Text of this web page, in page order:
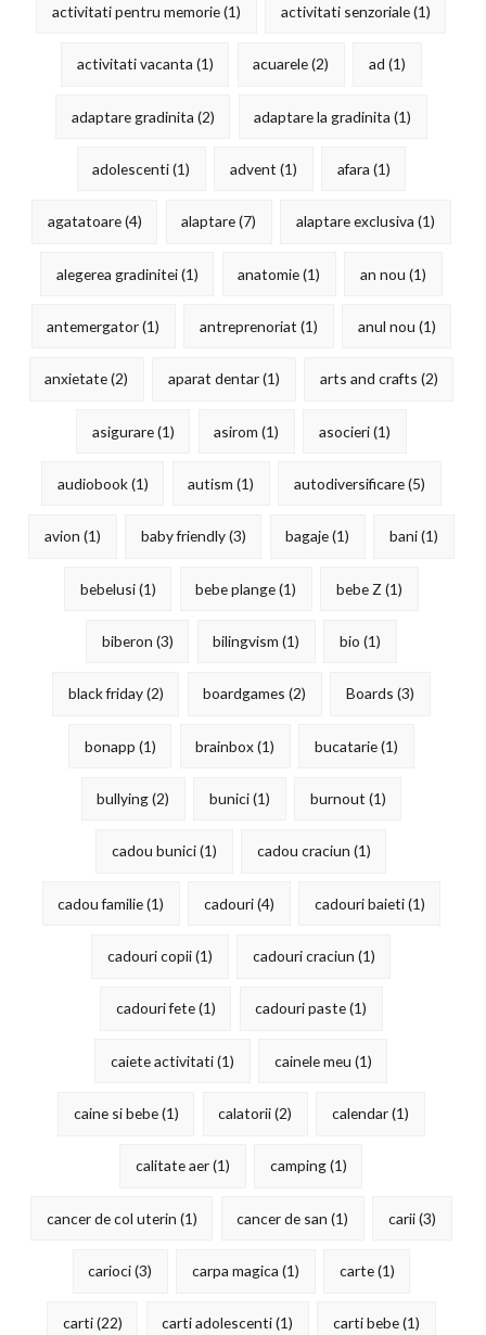
activitati pentru memorie(1) activitati senzoriale(1)
activitati vacanta (1) acuarele(2) ad (1)
adaptare gradinita (2) adaptare la gradinita (1)
adolescenti(1) advent (1) afara (1)
agatatoare(4) alaptare(7) alaptare exclusiva (1)
alegerea gradinitei(1) anatomie(1) an nou (1)
antemergator(1) antreprenoriat (1) anul nou (1)
anxietate(2) aparat dentar(1) arts and crafts (2)
asigurare(1) asirom (1) asocieri(1)
audiobook(1) autism (1) autodiversificare(5)
avion (1) baby friendly(3) bagaje(1) bani(1)
bebelusi(1) bebe plange(1) bebe Z (1)
biberon (3) bilingvism (1) bio (1)
black friday(2) boardgames (2) Boards (3)
bonapp (1) brainbox(1) bucatarie(1)
bullying(2) bunici(1) burnout (1)
cadou bunici(1) cadou craciun (1)
cadou familie(1) cadouri(4) cadouri baieti(1)
cadouri copii(1) cadouri craciun (1)
cadouri fete(1) cadouri paste(1)
caiete activitati(1) cainele meu (1)
caine si bebe(1) calatorii(2) calendar(1)
calitate aer(1) camping(1)
cancer de col uterin (1) cancer de san (1) carii(3)
carioci(3) carpa magica (1) carte(1)
carti(22) carti adolescenti(1) carti bebe(1)